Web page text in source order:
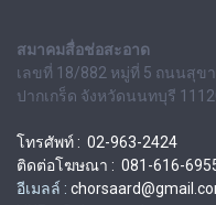
สมาคมสื่อช่อสะอาด
เลขที่ 18/882 หมู่ที่ 5 ถนนสุข
ปากเกร็ด จังหวัดนนทบุรี
โทรศัพท์ : 02-963-2424
ติดต่อโฆษณา : 081-616-
อีเมลล์ :